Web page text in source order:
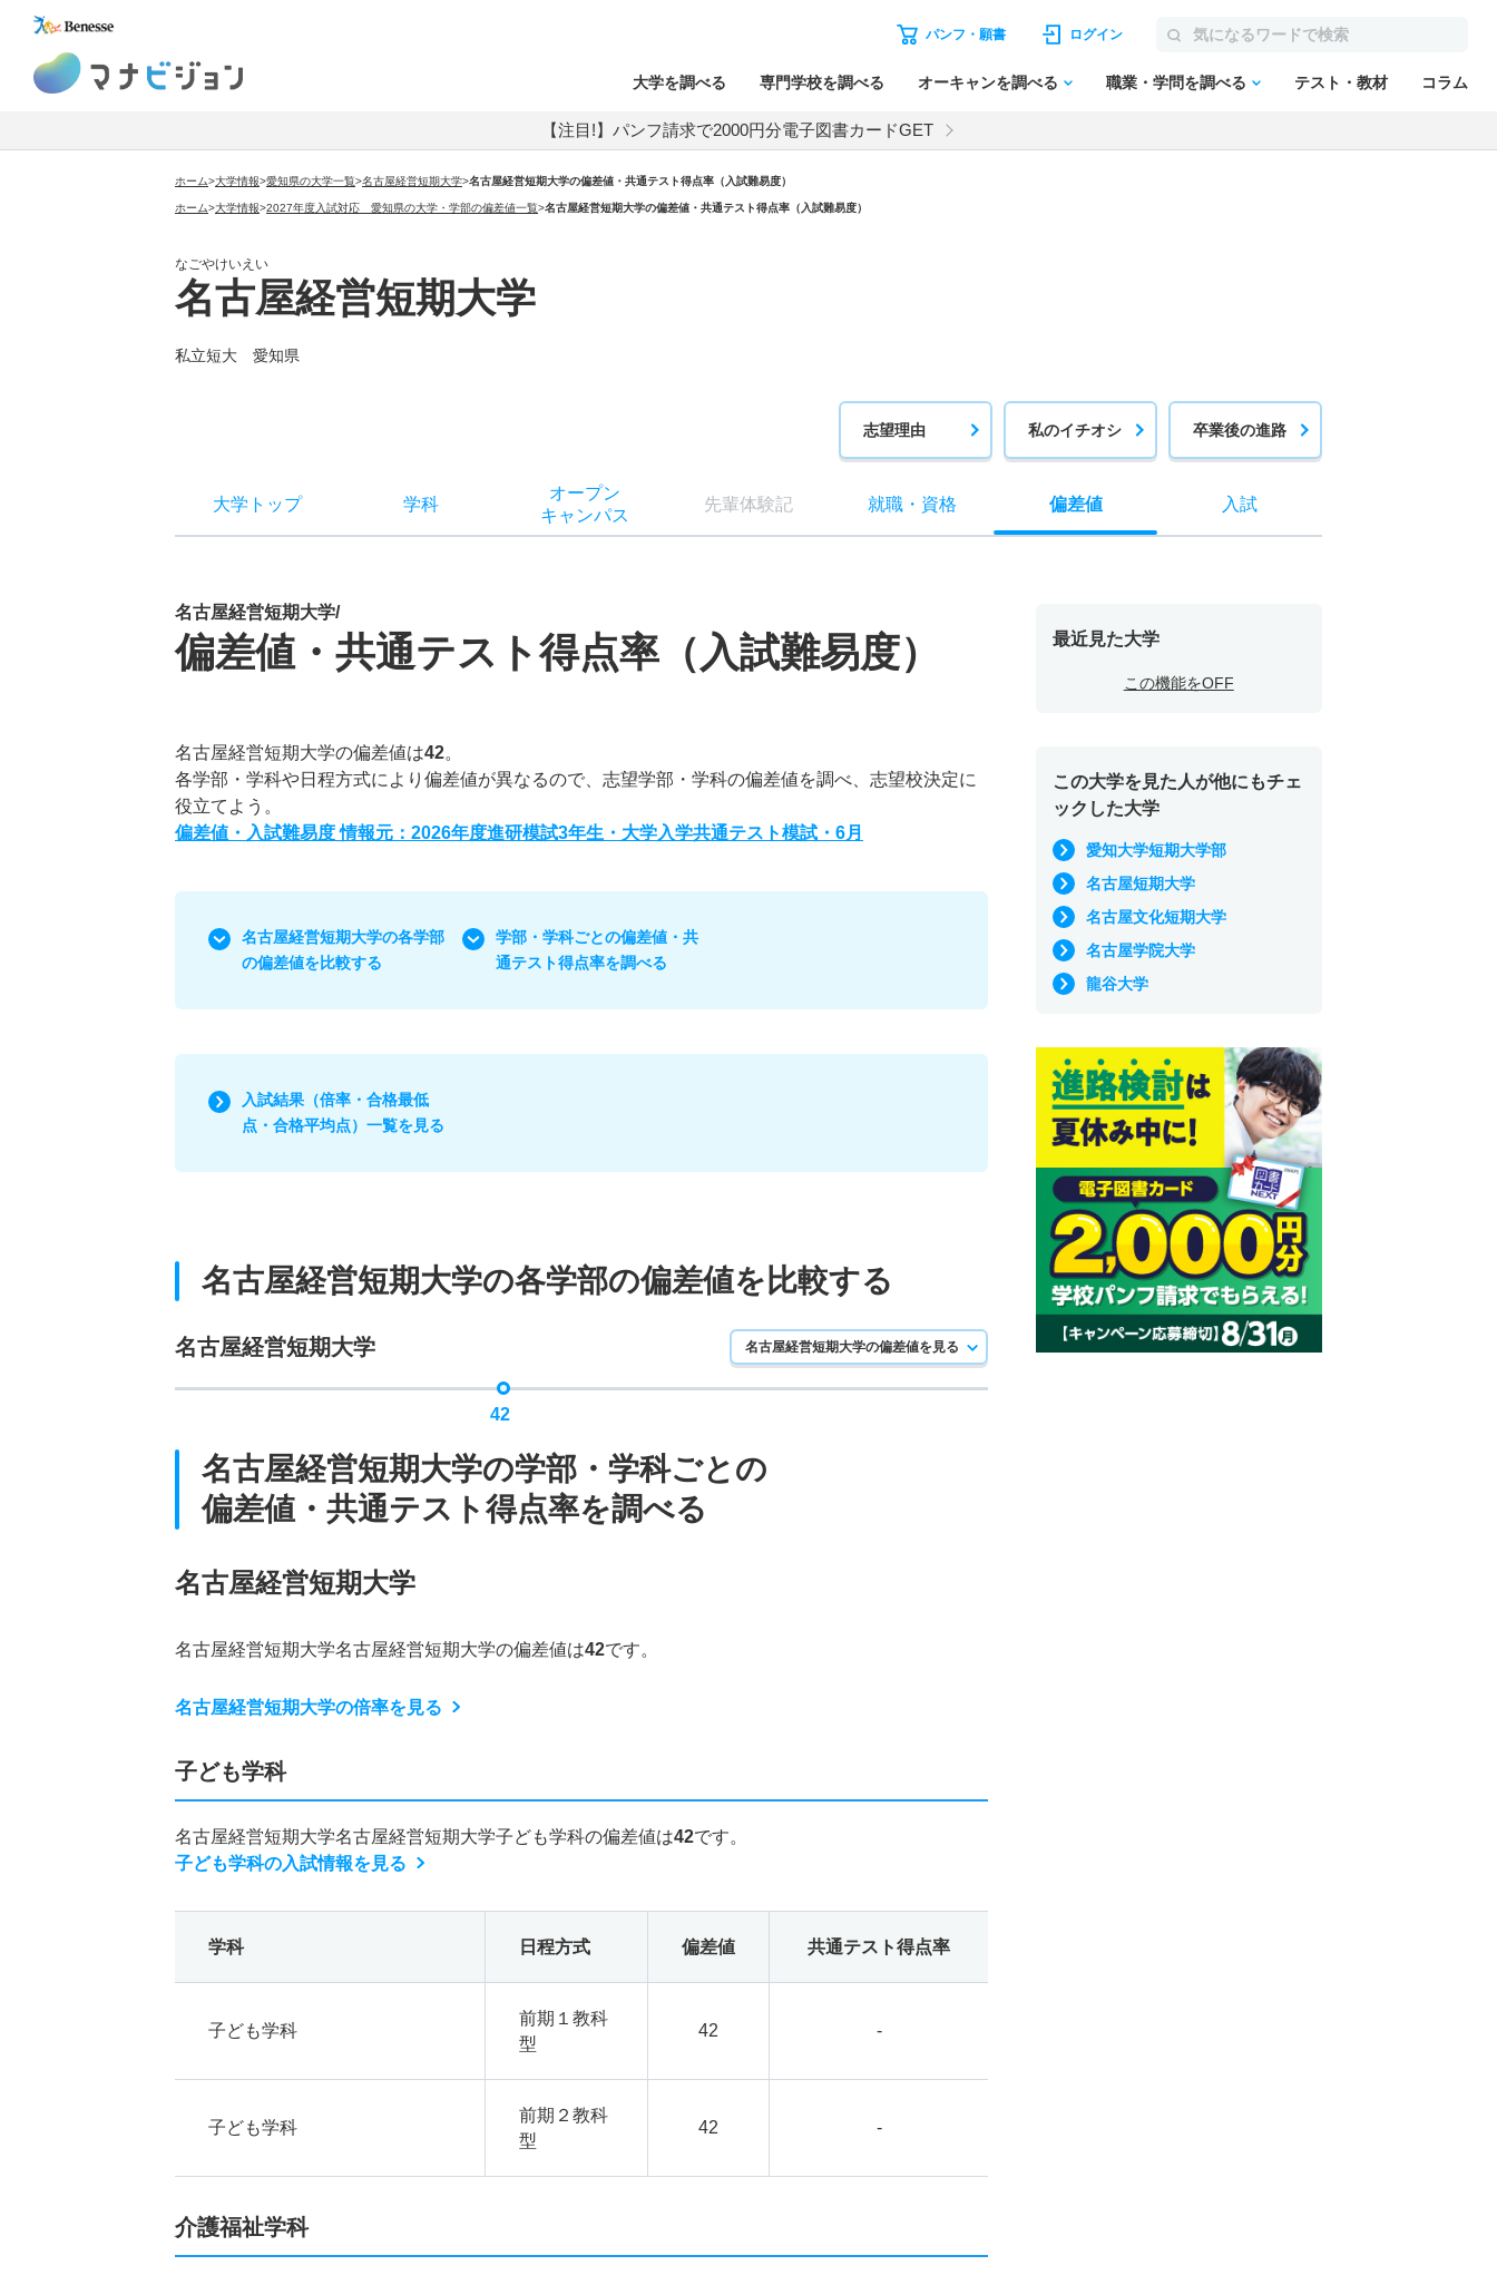
パンフ・願書 ログイン
大学を調べる 専門学校を調べる オーキャンを調べる 職業・学問を調べる テスト・教材 コラム
【注目!】パンフ請求で2000円分電子図書カードGET
ホーム>大学情報>愛知県の大学一覧>名古屋経営短期大学>名古屋経営短期大学の偏差値・共通テスト得点率（入試難易度）
ホーム>大学情報>2027年度入試対応 愛知県の大学・学部の偏差値一覧>名古屋経営短期大学の偏差値・共通テスト得点率（入試難易度）
なごやけいえい
名古屋経営短期大学
私立短大 愛知県
志望理由 私のイチオシ 卒業後の進路
大学トップ 学科
オープン
キャンパス
先輩体験記 就職・ 資格 偏差値 入試
名古屋経営短期大学/
偏差値・共通テスト得点率（入試難易度）
名古屋経営短期大学の偏差値は42。
各学部・学科や日程方式により偏差値が異なるので、志望学部・学科の偏差値を調べ、志望校決定に
役立てよう。
偏差値・入試難易度 情報元：2026年度進研模試3年生・大学入学共通テスト模試・6月
名古屋経営短期大学の各学部
の偏差値を比較する
学部・学科ごとの偏差値・共
通テスト得点率を調べる
入試結果（倍率・合格最低
点・合格平均点）一覧を見る
名古屋経営短期大学の各学部の偏差値を比較する
名古屋経営短期大学
42
名古屋経営短期大学の偏差値を見る
名古屋経営短期大学の学部・学科ごとの
偏差値・共通テスト得点率を調べる
名古屋経営短期大学
名古屋経営短期大学名古屋経営短期大学の偏差値は42です。
名古屋経営短期大学の倍率を見る
子ども学科
名古屋経営短期大学名古屋経営短期大学子ども学科の偏差値は42です。
子ども学科の入試情報を見る
学科 日程方式 偏差値 共通テスト得点率
子ども学科
前期１教科
型
42 -
子ども学科
前期２教科
型
42 -
介護福祉学科
最近見た大学
この機能をOFF
この大学を見た人が他にもチェ
ックした大学
愛知大学短期大学部
名古屋短期大学
名古屋文化短期大学
名古屋学院大学
龍谷大学